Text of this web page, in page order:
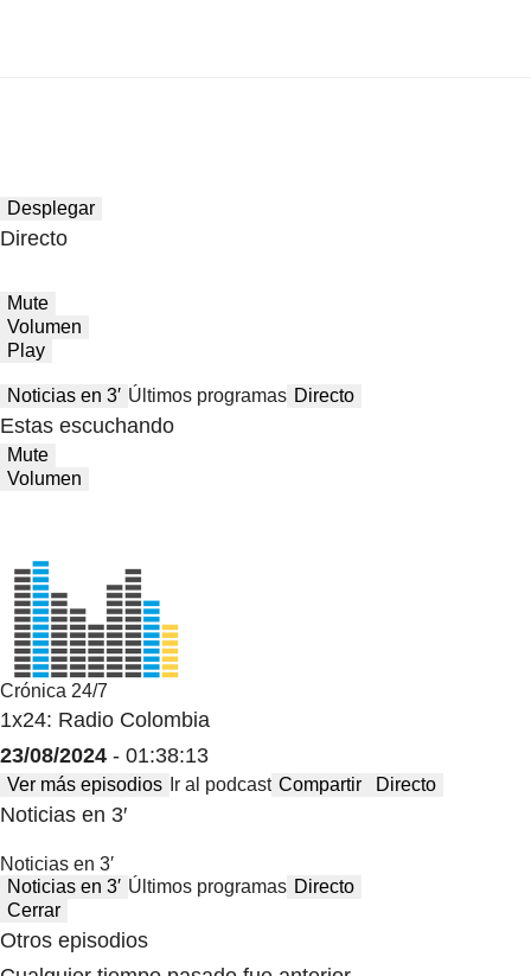
Desplegar
Directo
Mute
Volumen
Play
Noticias en 3′ Últimos programas Directo
Estas escuchando
Mute
Volumen
Crónica 24/7
1x24: Radio Colombia
23/08/2024 - 01:38:13
Ver más episodios Ir al podcast Compartir Directo
Noticias en 3′
Noticias en 3′
Noticias en 3′ Últimos programas Directo
Cerrar
Otros episodios